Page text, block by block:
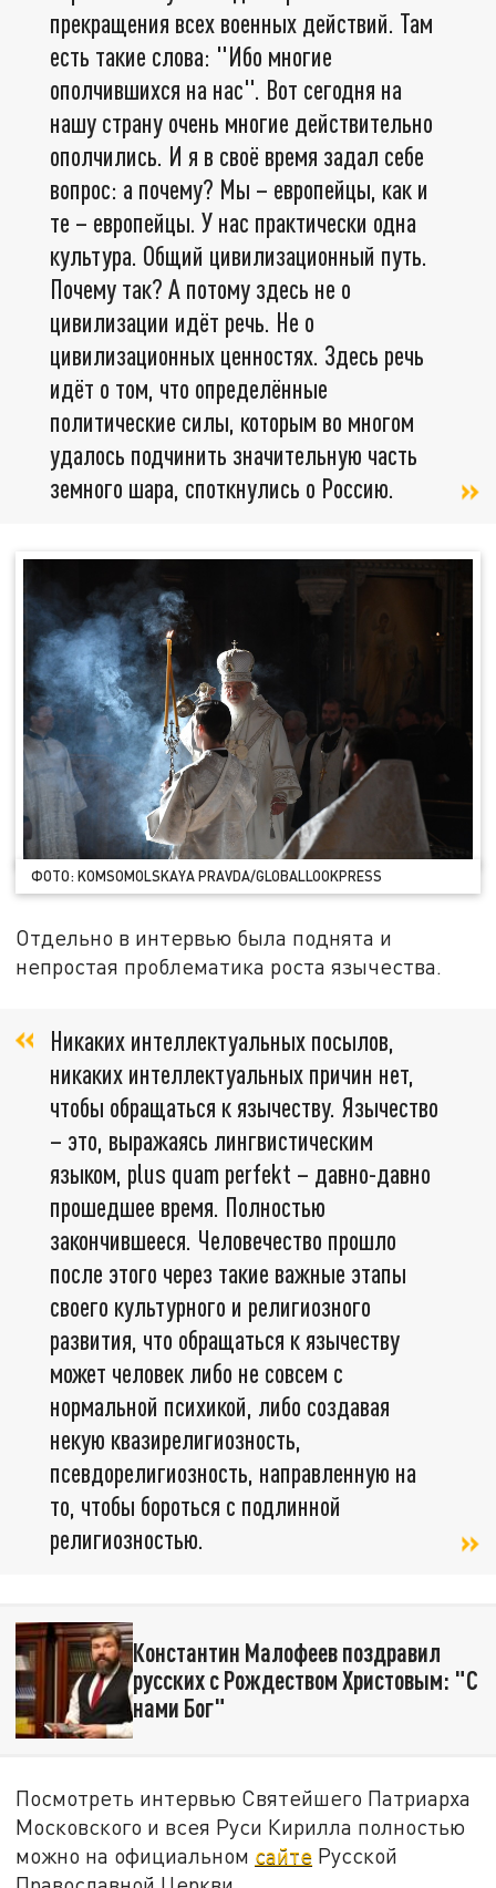
прекращения всех военных действий. Там
есть такие слова: "Ибо многие
ополчившихся на нас". Вот сегодня на
нашу страну очень многие действительно
ополчились. И я в своё время задал себе
вопрос: а почему? Мы – европейцы, как и
те – европейцы. У нас практически одна
культура. Общий цивилизационный путь.
Почему так? А потому здесь не о
цивилизации идёт речь. Не о
цивилизационных ценностях. Здесь речь
идёт о том, что определённые
политические силы, которым во многом
удалось подчинить значительную часть
земного шара, споткнулись о Россию.
ФОТО: KOMSOMOLSKAYA PRAVDA/GLOBALLOOKPRESS
Отдельно в интервью была поднята и
непростая проблематика роста язычества.
Никаких интеллектуальных посылов,
никаких интеллектуальных причин нет,
чтобы обращаться к язычеству. Язычество
– это, выражаясь лингвистическим
языком, plus quam perfekt – давно-давно
прошедшее время. Полностью
закончившееся. Человечество прошло
после этого через такие важные этапы
своего культурного и религиозного
развития, что обращаться к язычеству
может человек либо не совсем с
нормальной психикой, либо создавая
некую квазирелигиозность,
псевдорелигиозность, направленную на
то, чтобы бороться с подлинной
религиозностью.
Константин Малофеев поздравил
русских с Рождеством Христовым: "С
нами Бог"
Посмотреть интервью Святейшего Патриарха
Московского и всея Руси Кирилла полностью
можно на официальном сайте Русской